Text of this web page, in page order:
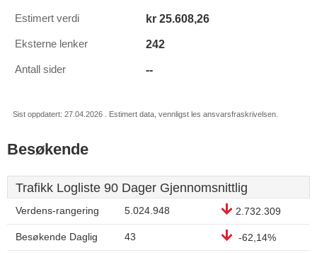
Estimert verdi kr 25.608,26
Eksterne lenker 242
Antall sider --
Sist oppdatert: 27.04.2026 . Estimert data, vennligst les ansvarsfraskrivelsen.
Besøkende
Trafikk Logliste 90 Dager Gjennomsnittlig
Verdens-rangering 5.024.948 2.732.309
Besøkende Daglig 43 -62,14%